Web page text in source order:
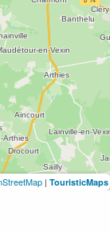
| TouristicMaps